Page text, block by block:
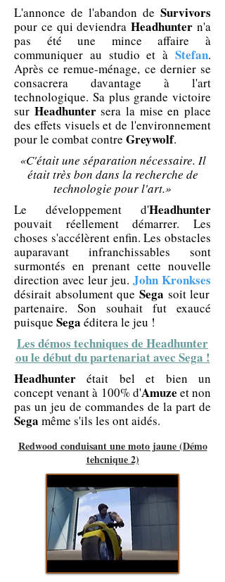
L'annonce de l'abandon de Survivors
pour ce qui deviendraHeadhunter n'a
pas été une mince affaire à
communiquer au studio et à Stefan.
Après ce remue-ménage, ce dernier se
consacrera davantage à l'art
technologique. Sa plus grande victoire
sur Headhuntersera la mise en place
des effets visuels et de l'environnement
pour le combat contre Greywolf.
«C'était une séparation nécessaire. Il
était très bon dans la recherche de
technologie pour l'art.»
Le développement d'Headhunter
pouvait réellement démarrer. Les
choses s'accélèrent enfin. Les obstacles
auparavant infranchissables sont
surmontés en prenant cette nouvelle
direction avec leur jeu. John Kronkses
désirait absolument que Sega soit leur
partenaire. Son souhait fut exaucé
puisque Sega éditera le jeu !
Les démos techniques de Headhunter
ou le début du partenariat avec Sega !
Headhunter était bel et bien un
concept venant à 100% d'Amuze et non
pas un jeu de commandes de la part de
Sega même s'ils les ont aidés.
Redwood conduisant une moto jaune (Démo
tehcnique 2)